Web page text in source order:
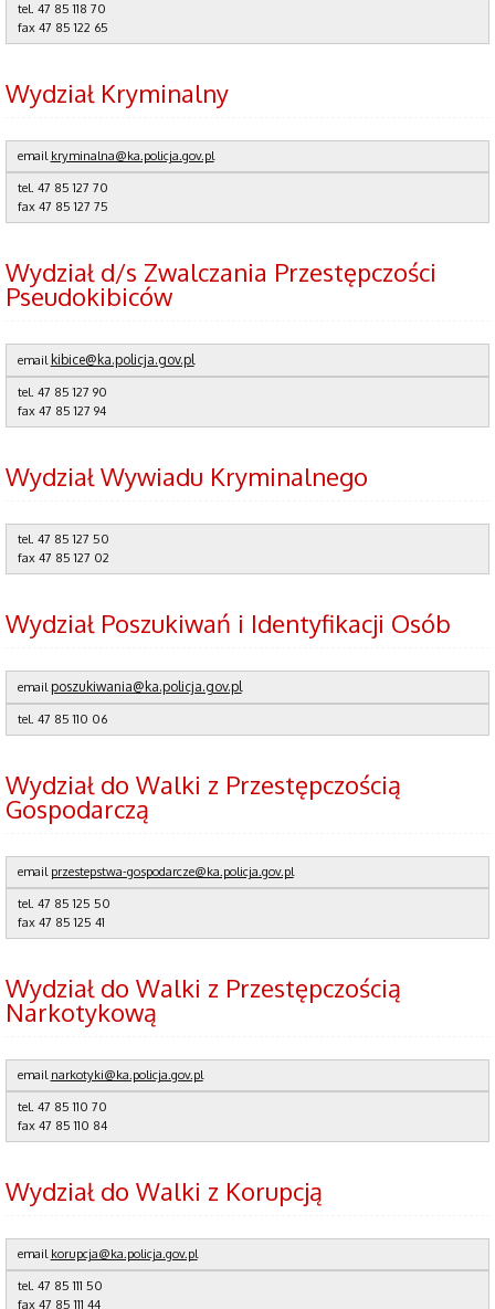
tel. 47 85 118 70
fax 47 85 122 65
Wydział Kryminalny
email kryminalna@ka.policja.gov.pl
tel. 47 85 127 70
fax 47 85 127 75
Wydział d/s Zwalczania Przestępczości
Pseudokibiców
email kibice@ka.policja.gov.pl
tel. 47 85 127 90
fax 47 85 127 94
Wydział Wywiadu Kryminalnego
tel. 47 85 127 50
fax 47 85 127 02
Wydział Poszukiwań i Identyfikacji Osób
email poszukiwania@ka.policja.gov.pl
tel. 47 85 110 06
Wydział do Walki z Przestępczością
Gospodarczą
email przestepstwa-gospodarcze@ka.policja.gov.pl
tel. 47 85 125 50
fax 47 85 125 41
Wydział do Walki z Przestępczością
Narkotykową
email narkotyki@ka.policja.gov.pl
tel. 47 85 110 70
fax 47 85 110 84
Wydział do Walki z Korupcją
email korupcja@ka.policja.gov.pl
tel. 47 85 111 50
fax 47 85 111 44